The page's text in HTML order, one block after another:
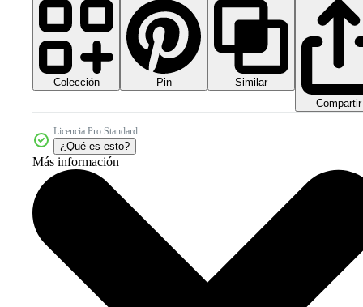
Colección Pin
Similar
Compartir
Licencia Pro Standard
¿Qué es esto?
Más información